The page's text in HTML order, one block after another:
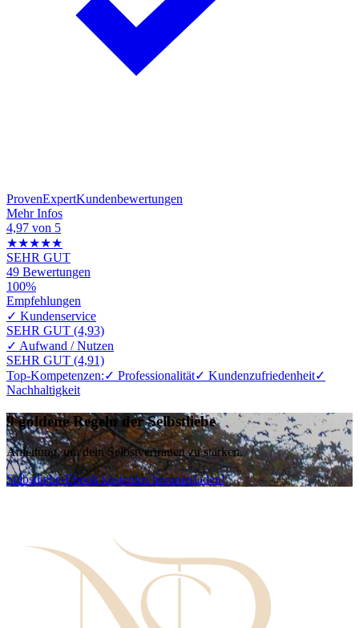
ProvenExpertKundenbewertungen
Mehr Infos
4,97 von 5
★★★★★
SEHR GUT
49 Bewertungen
100%
Empfehlungen
✓ Kundenservice
SEHR GUT (4,93)
✓ Aufwand / Nutzen
SEHR GUT (4,91)
Top-Kompetenzen:✓ Professionalität✓ Kundenzufriedenheit✓
Nachhaltigkeit
9 goldene Regeln der Selbstliebe
Anleitung, um dein Selbstvertrauen zu stärken.
Selbstliebe-Ebook kostenlos herunterladen!